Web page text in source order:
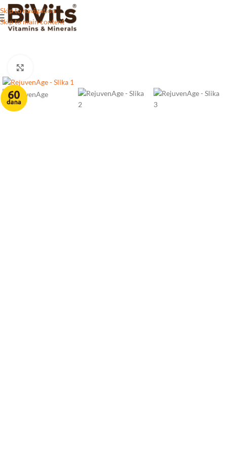
Skip to navigation
Skip to main content